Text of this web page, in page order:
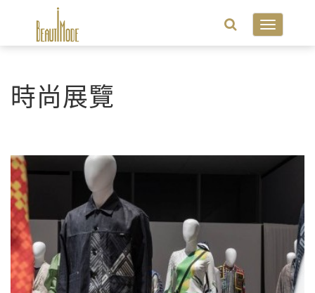
Toggle
時尚展覽